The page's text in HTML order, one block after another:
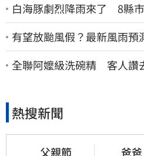
白海豚劇烈降雨來了 8縣
有望放颱風假？最新風雨
停課標準
全聯阿嬤級洗碗精 客人讚
熱搜新聞
父親節 爸爸